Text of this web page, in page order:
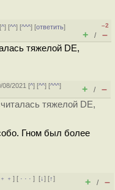
^] [^^] [^^^] [ответить]
–2
+ / –
тяжелой DE,
08/2021 [^] [^^] [^^^]
+ / –
тяжелой DE,
Гном был более
] [ · · ·][↓] [↑]
+ / –